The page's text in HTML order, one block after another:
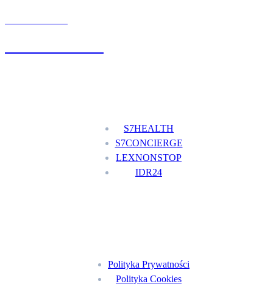
S7HEALTH
S7CONCIERGE
LEXNONSTOP
IDR24
Polityka Prywatności
Polityka Cookies